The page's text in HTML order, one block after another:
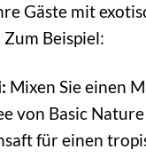
Gäste mit
Beispiel:
Mixen Sie einen
von Basic
für einen